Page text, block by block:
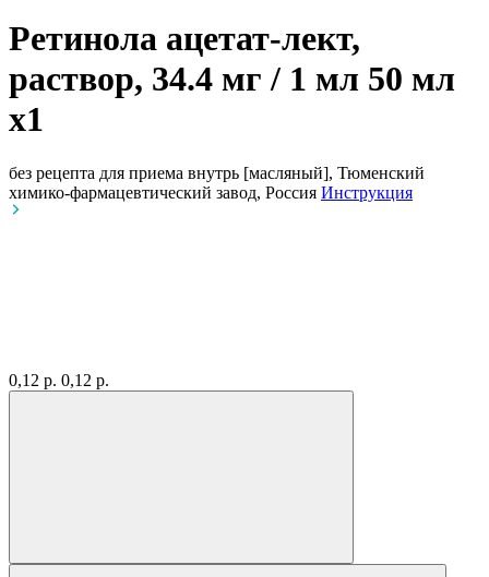
Ретинола ацетат-лект,
раствор, 34.4 мг / 1 мл 50 мл
x1
без рецепта для приема внутрь [масляный], Тюменский
химико-фармацевтический завод, Россия Инструкция
0,12 р. 0,12 р.